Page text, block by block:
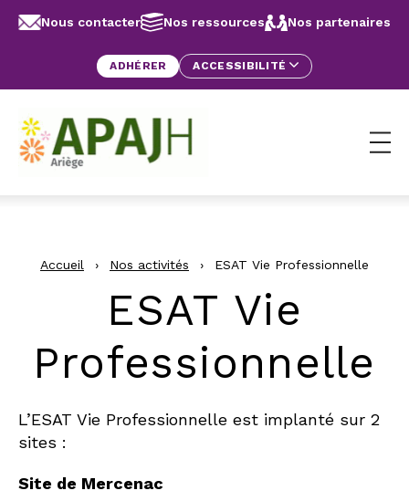
Aller au contenu
Nous contacter Nos ressources Nos partenaires
ADHÉRER ACCESSIBILITÉ
Accueil › Nos activités › ESAT Vie Professionnelle
ESAT Vie
Professionnelle
L’ESAT Vie Professionnelle est implanté sur 2
sites :
Site de Mercenac
Panneau de gestion des cookies